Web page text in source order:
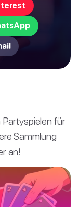
für
Sammlung
an!